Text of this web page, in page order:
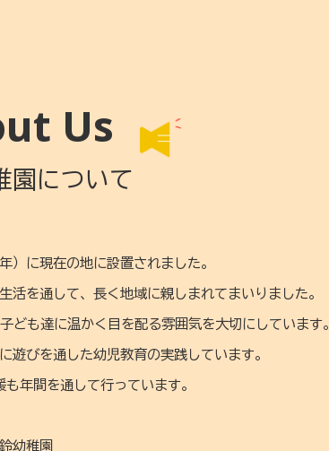
Us
園について
に現在の地に設置されました。
を通して、長く地域に親しまれてまいりました。
も達に温かく目を配る雰囲気を大切にしています。
びを通した幼児教育の実践しています。
年間を通して行っています。
幼稚園